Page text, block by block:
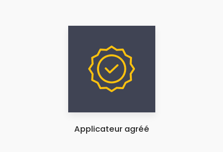
Applicateur agréé